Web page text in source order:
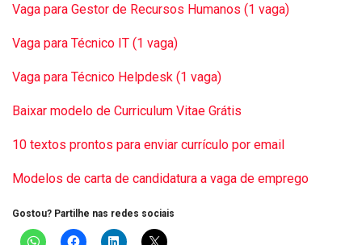
Vaga para Gestor de Recursos Humanos (1 vaga)
Vaga para Técnico IT (1 vaga)
Vaga para Técnico Helpdesk (1 vaga)
Baixar modelo de Curriculum Vitae Grátis
10 textos prontos para enviar currículo por email
Modelos de carta de candidatura a vaga de emprego
Gostou? Partilhe nas redes sociais